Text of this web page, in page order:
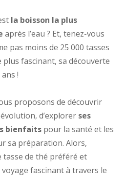
la boisson la plus
après l’eau ? Et, tenez-vous
pas moins de 25 000 tasses
plus fascinant, sa découverte
!
proposons de découvrir
d’explorer ses
bienfaits pour la santé et les
sa préparation. Alors,
tasse de thé préféré et
fascinant à travers le